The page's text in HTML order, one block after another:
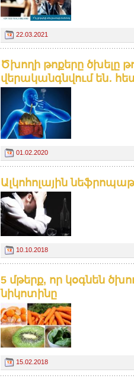
22.03.2021
Ծխողի թոքերը ծխելը
վերականգնվում են․
01.02.2020
Ալկոհոլային
10.10.2018
5 մթերք, որ կօգնեն
նիկոտինը
15.02.2018